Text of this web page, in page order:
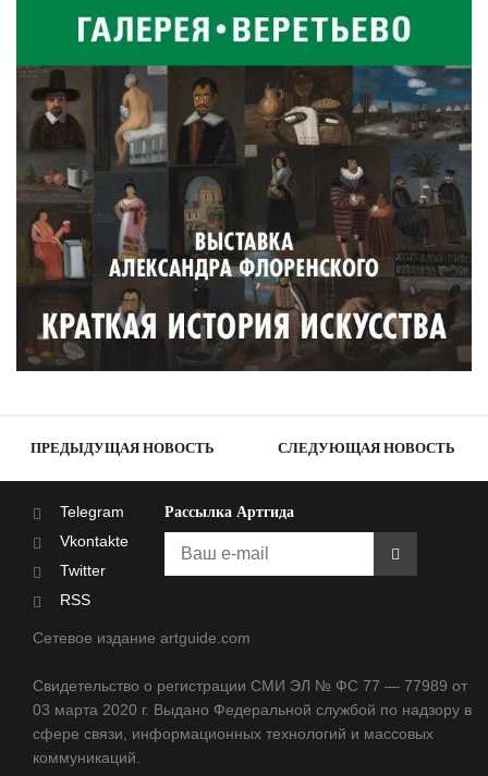
ПРЕДЫДУЩАЯ НОВОСТЬ СЛЕДУЮЩАЯ НОВОСТЬ
Telegram
Vkontakte
Twitter
RSS
Рассылка Артгида
Сетевое издание artguide.com
Свидетельство о регистрации СМИ ЭЛ № ФС 77 — 77989 от
03 марта 2020 г. Выдано Федеральной службой по надзору в
сфере связи, информационных технологий и массовых
коммуникаций.